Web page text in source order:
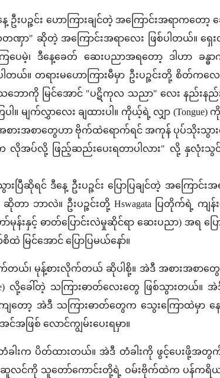
ဦးပဉ္ဇင်း ဟောကြားချင်တဲ့ အကြောင်းအရာကတေ
ရသတဏှာ" ဆိုတဲ့ အကြောင်းအရာလေး ဖြစ်ပါတယ်။
ြပေမဲ့၊ ဒီနေ့ခေတ် ဆေးပညာအရတော့ ဒါဟာ ခန္ဓ
ပါတယ်။ တရားမဟောကြားမီမှာ ဦးပဉ္ဇင်းတို့ စိတ်ကလ
ကို မြင်အောင် "ပဋိကုလ သညာ" လေး နည်းနည်း ပွာ
။ မျက်လွှာလေး ချထားပါ။ ကိုယ့်ရဲ့ လျှာ
ားအစာတွေဟာ ဗိုက်ထဲရောက်ရင် အကုန် ပုပ်သိုးသွားတ
လိုအပ်လို့ ဖြည့်ဆည်းပေးရတာပါလား" လို့ နှလုံးသွင်း
ဆိုရင် ဒီနေ့ ဦးပဉ္ဇင်း ပြောပြချင်တဲ့ အကြောင်း
တာ ဘာလဲ။ ဦးပဉ္ဇင်းတို့ Hswagata ပြတိုက်ရဲ့ ကျ
ော်မုန်းနှင့် ဓာတ်ပြောင်းလဲမှုဆိုင်ရာ ဆေးပညာ) အရ
မြင်အောင် ပြောပြမယ်နော်။
တယ်၊ မုန့်စားလိုက်တယ် ဆိုပါစို့။ အဲဒီ အစားအစာတွ
လို့ခေါ်တဲ့ သကြားဓာတ်လေးတွေ ဖြစ်သွားတယ်။
တော့ အဲဒီ သကြားဓာတ်တွေက သွေးကြောထဲမှာ
အဖြစ် လောင်ကျွမ်းပေးရမှာ။
ခါးက ပိတ်ထားတယ်။ အဲဒီ တံခါးကို ဖွင့်ပေးဖို့အတွ
င်ကို သူတော်ကောင်းတို့ရဲ့ ဝမ်းဗိုက်ထဲက ပန်ကရိယ